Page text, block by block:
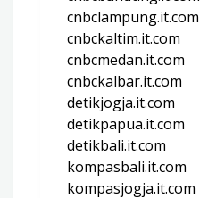
cnbclampung.it.com
cnbckaltim.it.com
cnbcmedan.it.com
cnbckalbar.it.com
detikjogja.it.com
detikpapua.it.com
detikbali.it.com
kompasbali.it.com
kompasjogja.it.com